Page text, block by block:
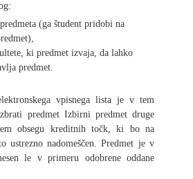
(ga študent pridobi na
ki predmet izvaja, da lahko
predmet.
vpisnega lista je v tem
predmet Izbirni predmet druge
obsegu kreditnih točk, ki bo na
ustrezno nadomeščen. Predmet je v
le v primeru odobrene oddane